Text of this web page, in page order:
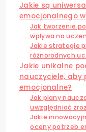
Jakie są
emocjonalnego
Jak tworzenie
wpływa na
Jakie strategie
różnorodnych
Jakie unikalne
nauczyciele, aby
emocjonalne?
Jak plany
uwzględniać
Jakie
oceny potrzeb